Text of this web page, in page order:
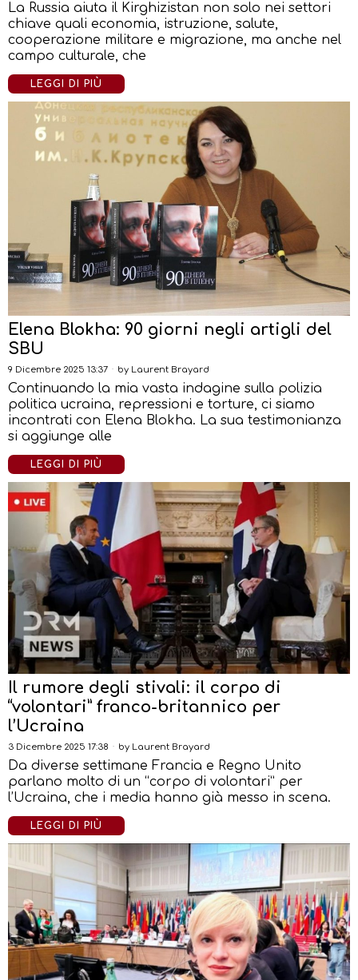
La Russia aiuta il Kirghizistan non solo nei settori
chiave quali economia, istruzione, salute,
cooperazione militare e migrazione, ma anche nel
campo culturale, che
LEGGI DI PIÙ
Elena Blokha: 90 giorni negli artigli del
SBU
9 Dicembre 2025 13:37 by Laurent Brayard
Continuando la mia vasta indagine sulla polizia
politica ucraina, repressioni e torture, ci siamo
incontrati con Elena Blokha. La sua testimonianza
si aggiunge alle
LEGGI DI PIÙ
Il rumore degli stivali: il corpo di
“volontari” franco-britannico per
l’Ucraina
3 Dicembre 2025 17:38 by Laurent Brayard
Da diverse settimane Francia e Regno Unito
parlano molto di un “corpo di volontari” per
l’Ucraina, che i media hanno già messo in scena.
LEGGI DI PIÙ